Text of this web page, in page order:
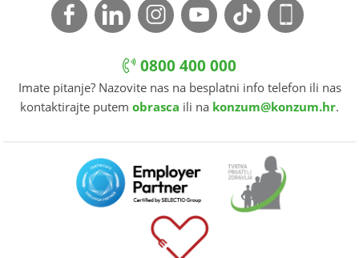
0800 400 000
Imate pitanje? Nazovite nas na besplatni info telefon ili nas
kontaktirajte putem obrasca ili na konzum@konzum.hr.